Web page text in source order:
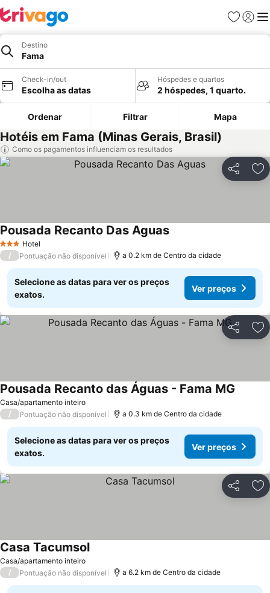
Favoritos
Iniciar
Destino
Fama
Check-in/out
Escolha as datas
Hóspedes e quartos
2 hóspedes, 1 quarto.
Ordenar Filtrar Mapa
Hotéis em Fama (Minas Gerais, Brasil)
Como os pagamentos influenciam os resultados
Partilhar
3 EstrelasHotel
Pousada Recanto Das Aguas
/ Pontuação não disponível a 0.2 km de Centro da cidade
Selecione as datas para ver os preços
exatos.
Ver preços
Partilhar
Casa/apartamento inteiro
Pousada Recanto das Águas - Fama MG
/ Pontuação não disponível a 0.3 km de Centro da cidade
Selecione as datas para ver os preços
exatos.
Ver preços
Partilhar
Casa/apartamento inteiro
Casa Tacumsol
/ Pontuação não disponível a 6.2 km de Centro da cidade